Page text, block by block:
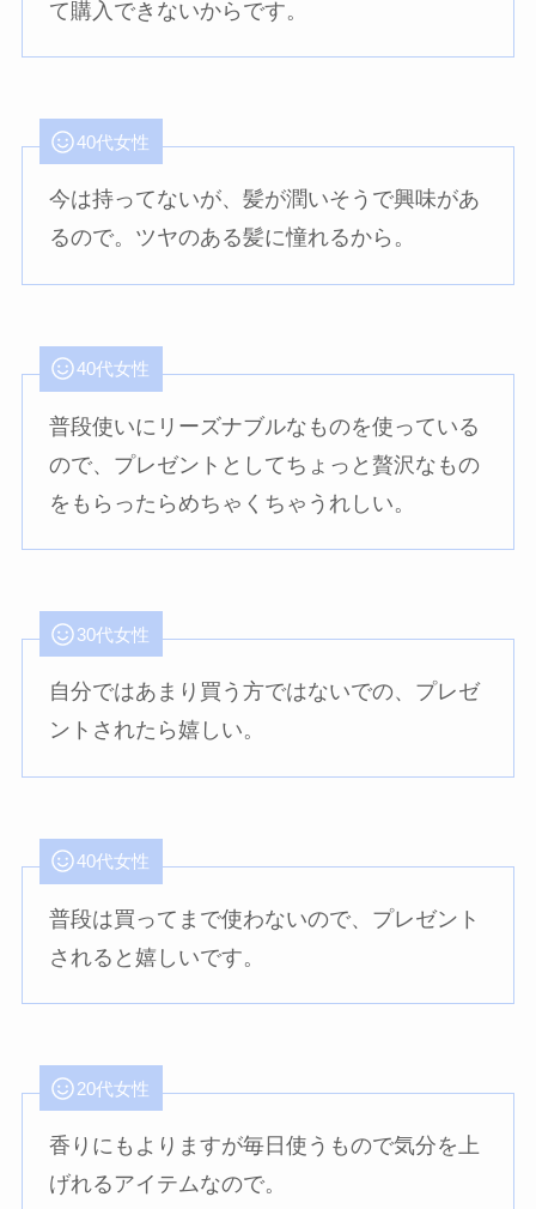
て購入できないからです。
40代女性
今は持ってないが、髪が潤いそうで興味があ
るので。ツヤのある髪に憧れるから。
40代女性
普段使いにリーズナブルなものを使っている
ので、プレゼントとしてちょっと贅沢なもの
をもらったらめちゃくちゃうれしい。
30代女性
自分ではあまり買う方ではないでの、プレゼ
ントされたら嬉しい。
40代女性
普段は買ってまで使わないので、プレゼント
されると嬉しいです。
20代女性
香りにもよりますが毎日使うもので気分を上
げれるアイテムなので。